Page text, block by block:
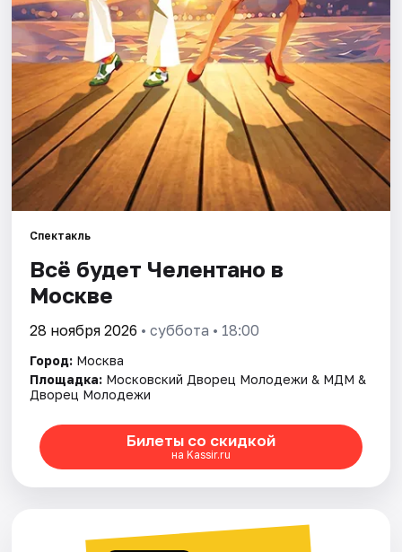
Артисты
Рейтинги
Спектакль
Всё будет Челентано в
Москве
28 ноября 2026 • суббота • 18:00
Город: Москва
Площадка: Московский Дворец Молодежи & МДМ &
Дворец Молодежи
Билеты со скидкой
на Kassir.ru